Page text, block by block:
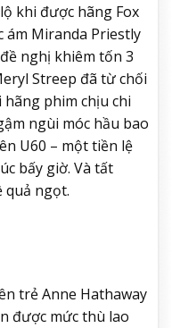
khi được hãng Fox
ám Miranda Priestly
nghị khiêm tốn 3
Streep đã từ chối
phim chịu chi
ngùi móc hầu bao
U60 – một tiền lệ
bấy giờ. Và tất
quả ngọt.
trẻ Anne Hathaway
được mức thù lao